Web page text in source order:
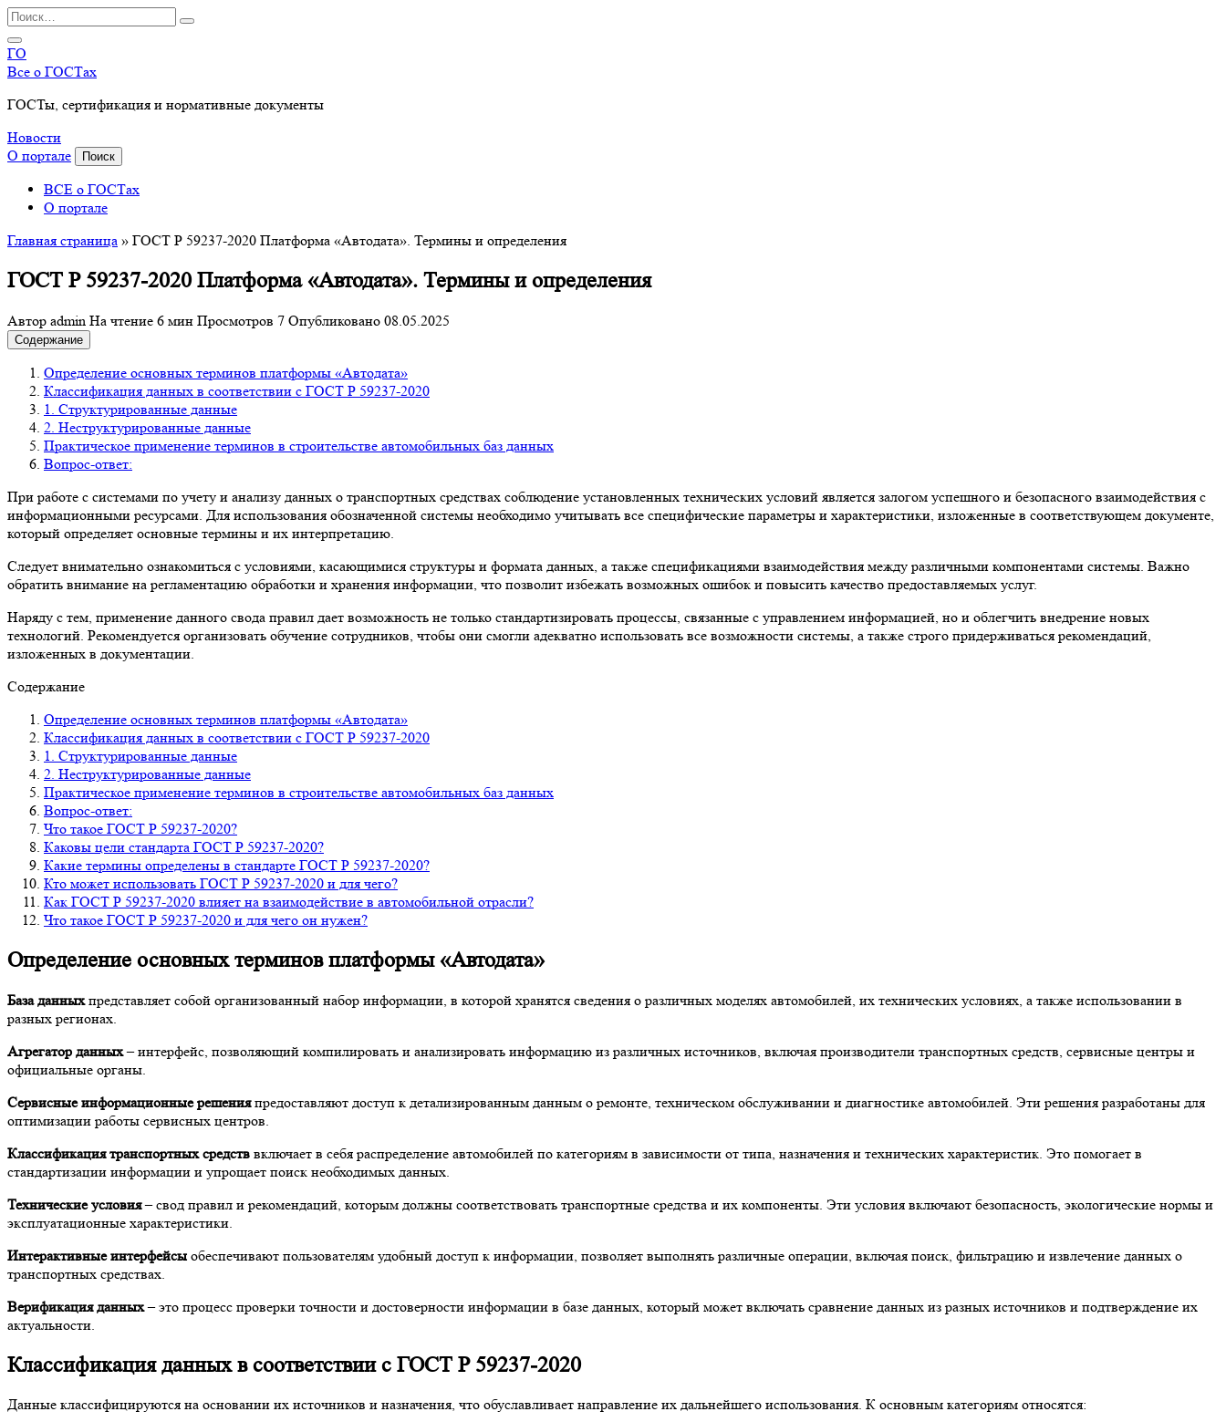
Перейти
к
содержанию
Search
for:
ГО
Все о ГОСТах
ГОСТы, сертификация и нормативные документы
Новости
О портале
Поиск
ВСЕ о ГОСТах
О портале
Главная страница » ГОСТ Р 59237-2020 Платформа «Автодата». Термины и определения
ГОСТ Р 59237-2020 Платформа «Автодата». Термины и определения
Автор admin На чтение 6 мин Просмотров 7 Опубликовано 08.05.2025
Содержание
Определение основных терминов платформы «Автодата»
Классификация данных в соответствии с ГОСТ Р 59237-2020
1. Структурированные данные
2. Неструктурированные данные
Практическое применение терминов в строительстве автомобильных баз данных
Вопрос-ответ:
При работе с системами по учету и анализу данных о транспортных средствах соблюдение установленных технических условий является залогом успешного и безопасного взаимодействия с
информационными ресурсами. Для использования обозначенной системы необходимо учитывать все специфические параметры и характеристики, изложенные в соответствующем документе,
который определяет основные термины и их интерпретацию.
Следует внимательно ознакомиться с условиями, касающимися структуры и формата данных, а также спецификациями взаимодействия между различными компонентами системы. Важно
обратить внимание на регламентацию обработки и хранения информации, что позволит избежать возможных ошибок и повысить качество предоставляемых услуг.
Наряду с тем, применение данного свода правил дает возможность не только стандартизировать процессы, связанные с управлением информацией, но и облегчить внедрение новых
технологий. Рекомендуется организовать обучение сотрудников, чтобы они смогли адекватно использовать все возможности системы, а также строго придерживаться рекомендаций,
изложенных в документации.
Содержание
Определение основных терминов платформы «Автодата»
Классификация данных в соответствии с ГОСТ Р 59237-2020
1. Структурированные данные
2. Неструктурированные данные
Практическое применение терминов в строительстве автомобильных баз данных
Вопрос-ответ:
Что такое ГОСТ Р 59237-2020?
Каковы цели стандарта ГОСТ Р 59237-2020?
Какие термины определены в стандарте ГОСТ Р 59237-2020?
Кто может использовать ГОСТ Р 59237-2020 и для чего?
Как ГОСТ Р 59237-2020 влияет на взаимодействие в автомобильной отрасли?
Что такое ГОСТ Р 59237-2020 и для чего он нужен?
Определение основных терминов платформы «Автодата»
База данныхпредставляет собой организованный набор информации, в которой хранятся сведения о различных моделях автомобилей, их технических условиях, а также использовании в
разных регионах.
Агрегатор данных– интерфейс, позволяющий компилировать и анализировать информацию из различных источников, включая производители транспортных средств, сервисные центры и
официальные органы.
Сервисные информационные решенияпредоставляют доступ к детализированным данным о ремонте, техническом обслуживании и диагностике автомобилей. Эти решения разработаны для
оптимизации работы сервисных центров.
Классификация транспортных средств включает в себя распределение автомобилей по категориям в зависимости от типа, назначения и технических характеристик. Это помогает в
стандартизации информации и упрощает поиск необходимых данных.
Технические условия– свод правил и рекомендаций, которым должны соответствовать транспортные средства и их компоненты. Эти условия включают безопасность, экологические нормы и
эксплуатационные характеристики.
Интерактивные интерфейсы обеспечивают пользователям удобный доступ к информации, позволяет выполнять различные операции, включая поиск, фильтрацию и извлечение данных о
транспортных средствах.
Верификация данных– это процесс проверки точности и достоверности информации в базе данных, который может включать сравнение данных из разных источников и подтверждение их
актуальности.
Классификация данных в соответствии с ГОСТ Р 59237-2020
Данные классифицируются на основании их источников и назначения, что обуславливает направление их дальнейшего использования. К основным категориям относятся: